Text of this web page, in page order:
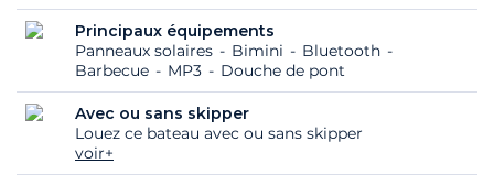
Principaux équipements
Panneaux solaires
Bimini
Bluetooth
Barbecue
MP3 Douche de pont
Avec ou sans skipper
Louez ce bateau avec ou sans skipper
voir+